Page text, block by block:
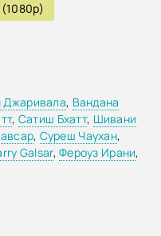
(1080p)
, Вандана
, Сатиш Бхатт, Шивани
, Суреш Чаухан,
Galsar,Фероуз Ирани,